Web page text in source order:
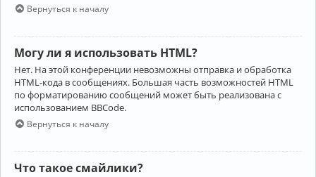
Вернуться к началу
Могу ли я использовать HTML?
Нет. На этой конференции невозможны отправка и обработка
HTML-кода в сообщениях. Большая часть возможностей HTML
по форматированию сообщений может быть реализована с
использованием BBCode.
Вернуться к началу
Что такое смайлики?